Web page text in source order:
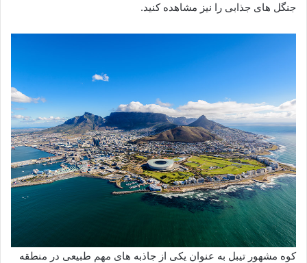
جنگل های جذابی را نیز مشاهده کنید.
کوه مشهور تیبل به عنوان یکی از جاذبه های مهم طبیعی در منطقه